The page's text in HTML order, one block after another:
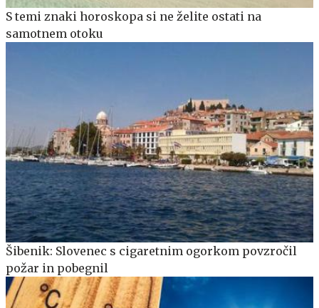
S temi znaki horoskopa si ne želite ostati na
samotnem otoku
Šibenik: Slovenec s cigaretnim ogorkom povzročil
požar in pobegnil